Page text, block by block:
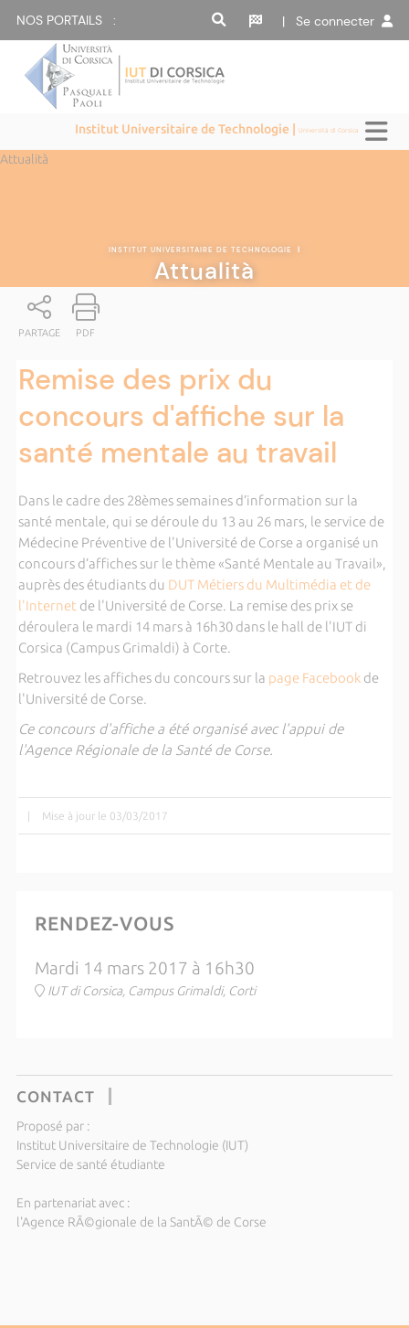
NOS PORTAILS : | Se connecter
Institut Universitaire de Technologie |Università di Corsica
Attualità
INSTITUT UNIVERSITAIRE DE TECHNOLOGIE |
Attualità
PARTAGE PDF
Remise des prix du
concours d'affiche sur la
santé mentale au travail
Dans le cadre des 28èmes semaines d’information sur la
santé mentale, qui se déroule du 13 au 26 mars, le service de
Médecine Préventive de l'Université de Corse a organisé un
concours d’affiches sur le thème «Santé Mentale au Travail»,
auprès des étudiants du DUT Métiers du Multimédia et de
l'Internetde l'Université de Corse. La remise des prix se
déroulera le mardi 14 mars à 16h30 dans le hall de l'IUT di
Corsica (Campus Grimaldi) à Corte.
Retrouvez les affiches du concours sur la page Facebookde
l'Université de Corse.
Ce concours d'affiche a été organisé avec l'appui de
l'Agence Régionale de la Santé de Corse.
| Mise à jour le 03/03/2017
RENDEZ-VOUS
Mardi 14 mars 2017 à 16h30
IUT di Corsica, Campus Grimaldi, Corti
CONTACT
Proposé par :
Institut Universitaire de Technologie (IUT)
Service de santé étudiante
En partenariat avec :
l'Agence RÃ©gionale de la SantÃ© de Corse